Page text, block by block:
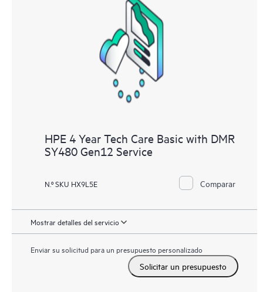
HPE 4 Year Tech Care Basic with DMR
SY480 Gen12 Service
N.º SKU HX9L5E Comparar
Mostrar detalles del servicio
Enviar su solicitud para un presupuesto personalizado
Solicitar un presupuesto